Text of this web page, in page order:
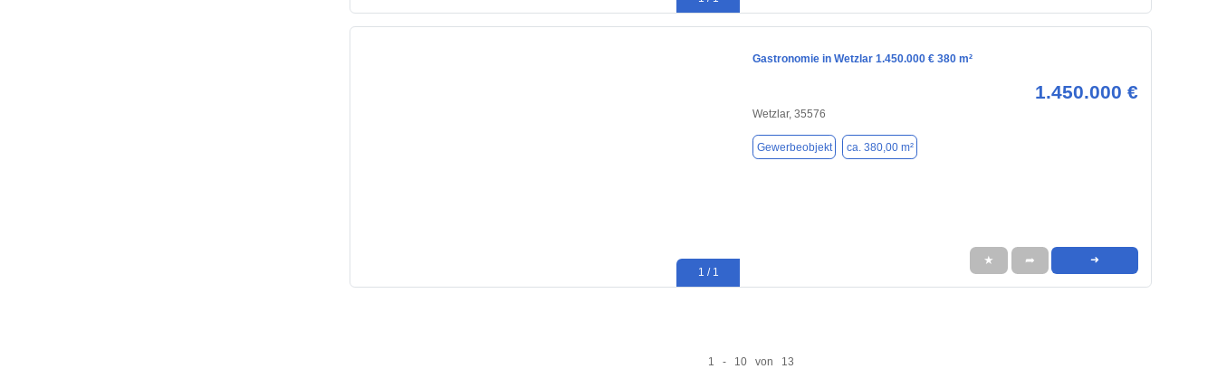
1 / 1
Gastronomie in Wetzlar 1.450.000 € 380 m²
1.450.000 €
Wetzlar, 35576
Gewerbeobjekt ca. 380,00 m²
★ ➦ ➜
1 - 10 von 13